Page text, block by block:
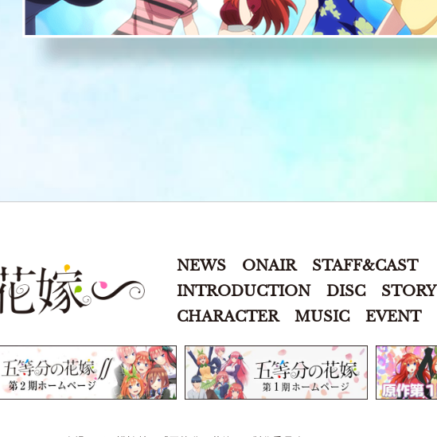
五等分の花嫁∽
NEWS ONAIR
STAFF&CAST
INTRODUCTION
DISC
STORY
CHARACTER
MUSIC EVENT